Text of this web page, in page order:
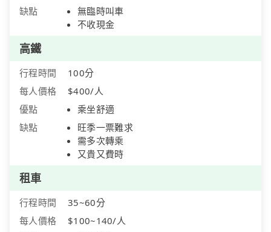
缺點
無臨時叫車
不收現金
高鐵
行程時間
100分
每人價格
$400/人
優點
乘坐舒適
缺點
旺季一票難求
需多次轉乘
又貴又費時
租車
行程時間
35~60分
每人價格
$100~140/人